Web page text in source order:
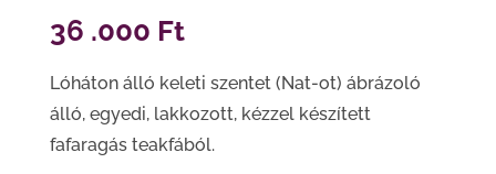
36 .000 Ft
Lóháton álló keleti szentet (Nat-ot) ábrázoló
álló, egyedi, lakkozott, kézzel készített
fafaragás teakfából.